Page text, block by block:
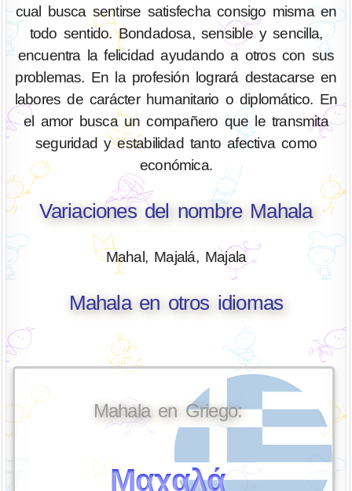
cual busca sentirse satisfecha consigo misma en
todo sentido. Bondadosa, sensible y sencilla,
encuentra la felicidad ayudando a otros con sus
problemas. En la profesión logrará destacarse en
labores de carácter humanitario o diplomático. En
el amor busca un compañero que le transmita
seguridad y estabilidad tanto afectiva como
económica.
Variaciones del nombre Mahala
Mahal, Majalá, Majala
Mahala en otros idiomas
Mahala en Griego:
Μαχαλά